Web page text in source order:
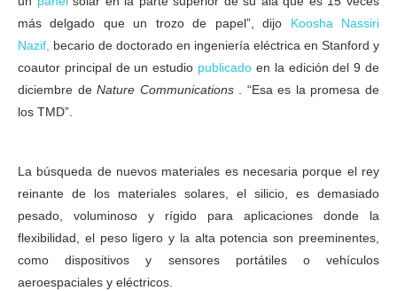
más delgado que un trozo de papel”, dijo Koosha Nassiri
Nazif, becario de doctorado en ingeniería eléctrica en Stanford y
coautor principal de un estudio publicado en la edición del 9 de
diciembre deNature Communications. “Esa es la promesa de
los TMD”.
La búsqueda de nuevos materiales es necesaria porque el rey
reinante de los materiales solares, el silicio, es demasiado
pesado, voluminoso y rígido para aplicaciones donde la
flexibilidad, el peso ligero y la alta potencia son preeminentes,
como dispositivos y sensores portátiles o vehículos
aeroespaciales y eléctricos.